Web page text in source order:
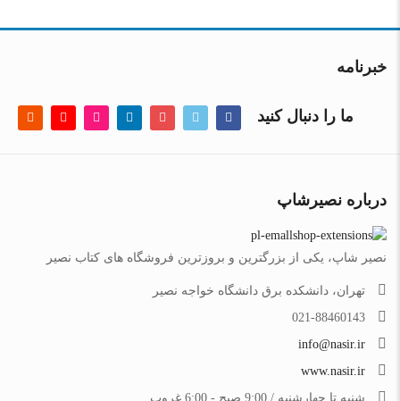
خبرنامه
ما را دنبال کنید
درباره نصیرشاپ
نصیر شاپ، یکی از بزرگترین و بروزترین فروشگاه های کتاب نصیر
تهران، دانشکده برق دانشگاه خواجه نصیر
021-88460143
info@nasir.ir
www.nasir.ir
شنبه تا چهارشنبه / 9:00 صبح - 6:00 غروب